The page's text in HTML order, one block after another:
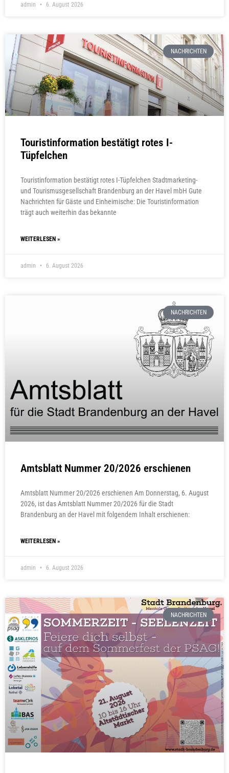
admin 6. August 2026
NACHRICHTEN
Touristinformation bestätigt rotes I-
Tüpfelchen
Touristinformation bestätigt rotes I-Tüpfelchen Stadtmarketing-
und Tourismusgesellschaft Brandenburg an der Havel mbH Gute
Nachrichten für Gäste und Einheimische: Die Touristinformation
trägt auch weiterhin das bekannte
WEITERLESEN »
admin 6. August 2026
NACHRICHTEN
Amtsblatt Nummer 20/2026 erschienen
Amtsblatt Nummer 20/2026 erschienen Am Donnerstag, 6. August
2026, ist das Amtsblatt Nummer 20/2026 für die Stadt
Brandenburg an der Havel mit folgendem Inhalt erschienen:
WEITERLESEN »
admin 6. August 2026
NACHRICHTEN